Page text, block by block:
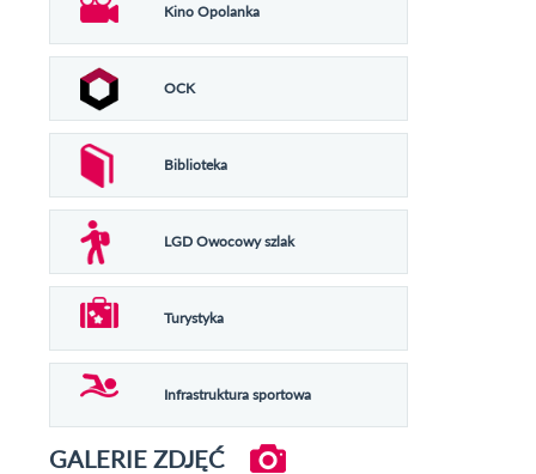
Kino Opolanka
OCK
Biblioteka
LGD Owocowy szlak
Turystyka
Infrastruktura sportowa
GALERIE ZDJĘĆ